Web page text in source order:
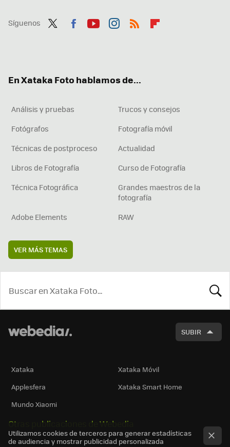
Síguenos
En Xataka Foto hablamos de...
Análisis y pruebas
Trucos y consejos
Fotógrafos
Fotografía móvil
Técnicas de postproceso
Actualidad
Libros de Fotografía
Curso de Fotografía
Técnica Fotográfica
Grandes maestros de la
fotografía
Adobe Elements
RAW
VER MÁS TEMAS
SUBIR
Xataka
Xataka Móvil
Applesfera
Xataka Smart Home
Mundo Xiaomi
Otras publicaciones de Webedia
Utilizamos cookies de terceros para generar estadísticas
de audiencia y mostrar publicidad personalizada